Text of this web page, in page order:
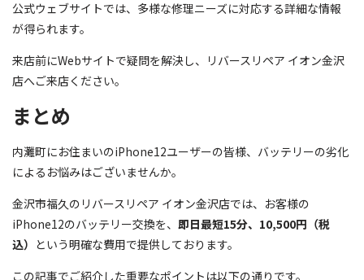
公式ウェブサイトでは、多様な修理ニーズに対応する詳細な情報
が得られます。
来店前にWebサイトで疑問を解決し、リバースリペア イオン金沢
店へご来店ください。
まとめ
内灘町にお住まいのiPhone12ユーザーの皆様、バッテリーの劣化
によるお悩みはございませんか。
金沢市福久のリバースリペア イオン金沢店では、お客様の
iPhone12のバッテリー交換を、 即日最短15分、10,500円（税
込） という明確な費用で提供しております。
この記事でご紹介した重要なポイントは以下の通りです。